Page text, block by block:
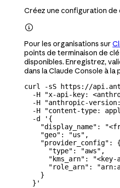
Créez une configuration de

Pour les organisations sur
points de terminaison de
disponibles. Enregistrez,
dans la Claude Console à la
curl -sS https://
  -H
"x-api-key:
  -H
"anthropic-
  -H
"content-type:
  -d
'{
"display_name":
    "geo": "us",
    "provider_config": {
      "type": "aws",
"kms_arn": "<key-
"role_arn":
    }
  }'